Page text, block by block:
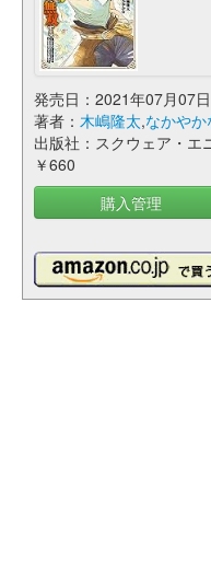
発売日：2021年07月07日
著者： 木嶋隆太,なかやか
出版社：スクウェア・エ
￥660
購入管理